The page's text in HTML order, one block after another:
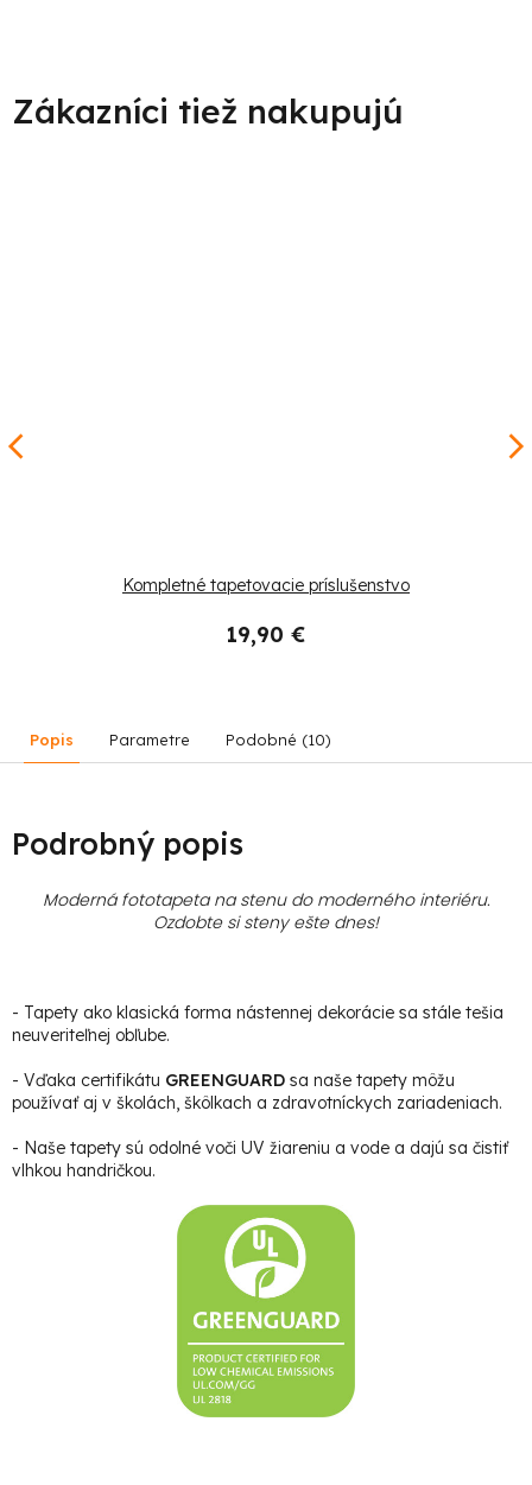
Kompletné tapetovacie príslušenstvo
19,90 €
Popis Parametre Podobné (10)
Podrobný popis
Moderná fototapeta na stenu do moderného interiéru.
Ozdobte si steny ešte dnes!
- Tapety ako klasická forma nástennej dekorácie sa stále tešia
neuveriteľnej obľube.
- Vďaka certifikátu GREENGUARD sa naše tapety môžu
používať aj v školách, škôlkach a zdravotníckych zariadeniach.
- Naše tapety sú odolné voči UV žiareniu a vode a dajú sa čistiť
vlhkou handričkou.